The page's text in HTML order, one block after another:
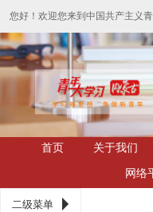
您好！欢迎您来到中国共产主义
首页 关于我们
网络
二级菜单